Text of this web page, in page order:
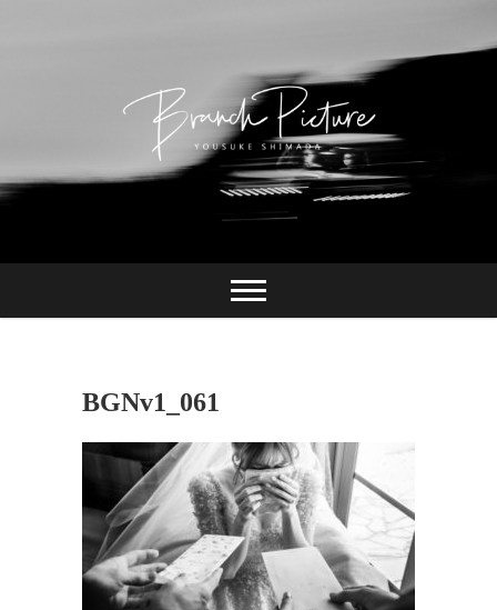
ブランチピクチャ
ー 嶋田陽介
BGNv1_061